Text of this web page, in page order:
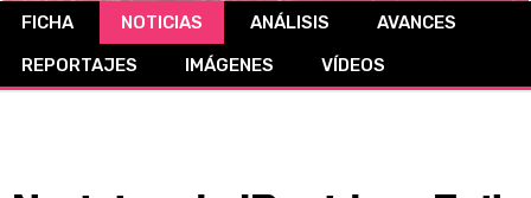
CÓMICS
MANGA
FICHA NOTICIAS ANÁLISIS
AVANCES
REPORTAJES
IMÁGENES VÍDEOS